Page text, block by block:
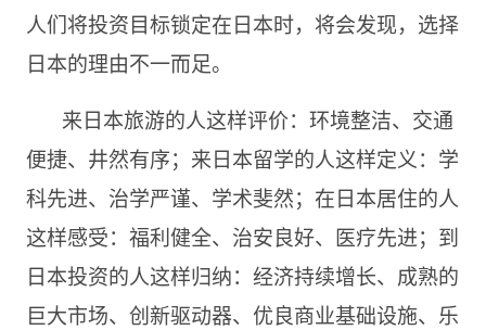
人们将投资目标锁定在日本时，将会发现，选择
日本的理由不一而足。
来日本旅游的人这样评价：环境整洁、交通
便捷、井然有序；来日本留学的人这样定义：学
科先进、治学严谨、学术斐然；在日本居住的人
这样感受：福利健全、治安良好、医疗先进；到
日本投资的人这样归纳：经济持续增长、成熟的
巨大市场、创新驱动器、优良商业基础设施、乐